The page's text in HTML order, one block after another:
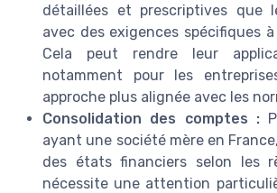
détaillées et prescriptives que
avec des exigences spécifiques
Cela peut rendre leur
notamment pour les
approche plus alignée avec les
Consolidation des comptes :
ayant une société mère en
des états financiers selon les
nécessite une attention